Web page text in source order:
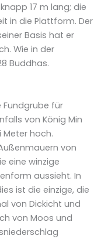
17 m lang; die
in die Plattform. Der
Basis hat er
Wie in der
Buddhas.
Fundgrube für
von König Min
Meter hoch.
von
eine winzige
aussieht. In
ist die einzige, die
von Dickicht und
von Moos und